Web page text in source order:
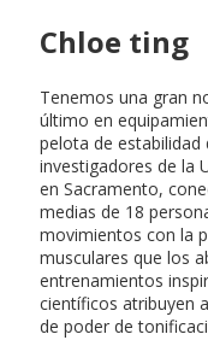
Chloe ting
Tenemos una gran
último en
pelota de estabilidad
investigadores de la
en Sacramento,
medias de 18
movimientos con la
musculares que los
entrenamientos
científicos atribuyen
de poder de